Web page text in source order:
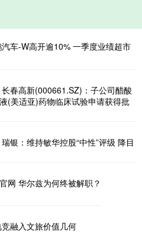
车-W高开逾10% 一季度业绩超市
春高新(000661.SZ)：子公司醋酸
(美适亚)药物临床试验申请获得批
银：维持敏华控股“中性”评级 降目
网 华尔兹为何终被解职？
融入文旅价值几何